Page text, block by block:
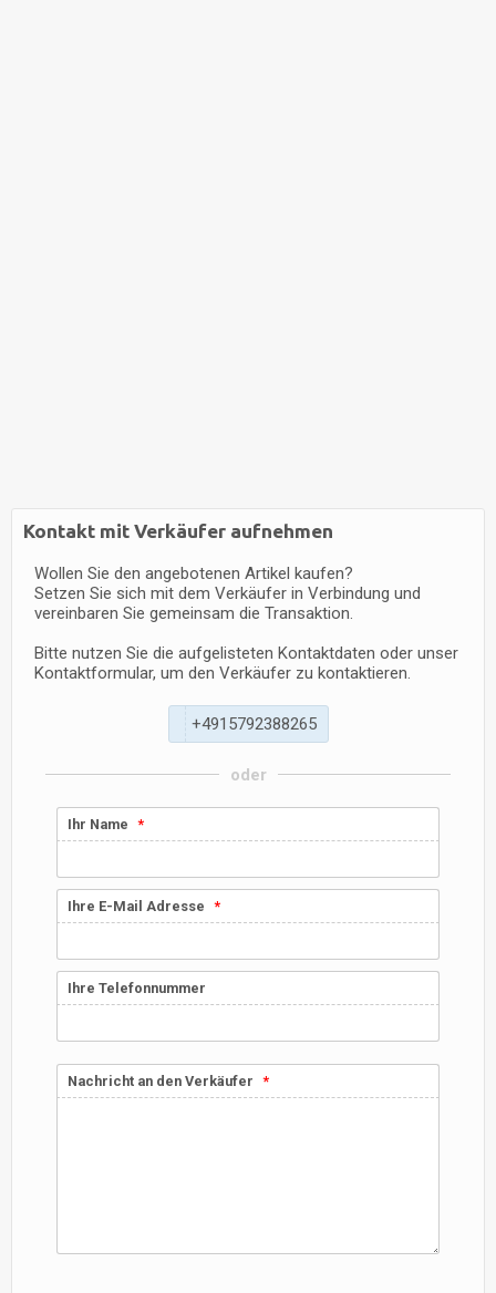
Kontakt mit Verkäufer aufnehmen
Wollen Sie den angebotenen Artikel kaufen?
Setzen Sie sich mit dem Verkäufer in Verbindung und
vereinbaren Sie gemeinsam die Transaktion.
Bitte nutzen Sie die aufgelisteten Kontaktdaten oder unser
Kontaktformular, um den Verkäufer zu kontaktieren.
5
6
2
8
8
3
2
9
7
5
1
9
4
+
oder
Ihr Name
Ihre E-Mail Adresse
Ihre Telefonnummer
Nachricht an den Verkäufer